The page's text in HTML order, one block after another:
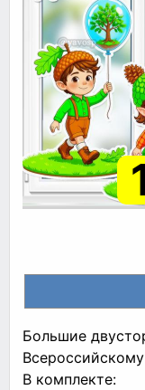
Большие
В комплекте: